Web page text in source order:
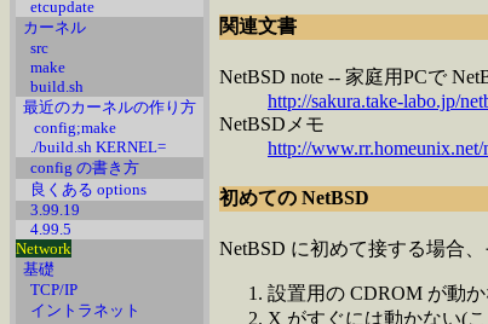
etcupdate
カーネル
src
make
build.sh
最近のカーネルの作り方
config;make
./build.sh KERNEL=
config の書き方
良くある options
3.99.19
4.99.5
Network
基礎
TCP/IP
イントラネット
関連文書
NetBSD note -- 家庭用PCで
http://sakura.take-labo.jp/
NetBSDメモ
http://www.rr.homeunix.net/
初めての NetBSD
NetBSD に初めて接する場合
設置用の CDROM が動
X がすぐには動かない(